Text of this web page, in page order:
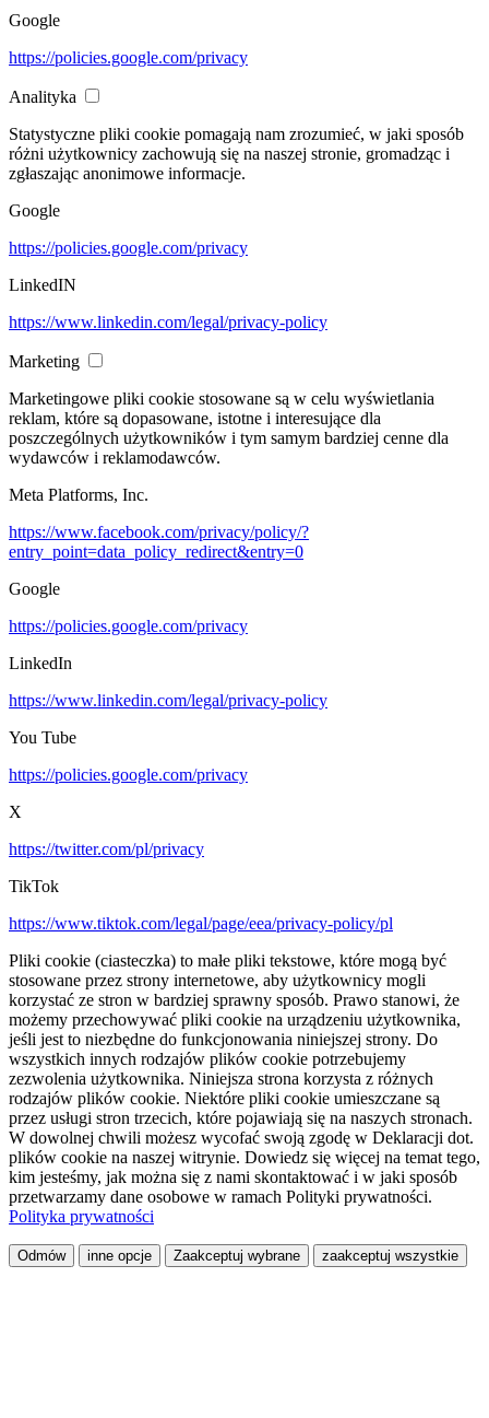
Google
https://policies.google.com/privacy
Analityka
Statystyczne pliki cookie pomagają nam zrozumieć, w jaki sposób
różni użytkownicy zachowują się na naszej stronie, gromadząc i
zgłaszając anonimowe informacje.
Google
https://policies.google.com/privacy
LinkedIN
https://www.linkedin.com/legal/privacy-policy
Marketing
Marketingowe pliki cookie stosowane są w celu wyświetlania
reklam, które są dopasowane, istotne i interesujące dla
poszczególnych użytkowników i tym samym bardziej cenne dla
wydawców i reklamodawców.
Meta Platforms, Inc.
https://www.facebook.com/privacy/policy/?
entry_point=data_policy_redirect&entry=0
Google
https://policies.google.com/privacy
LinkedIn
https://www.linkedin.com/legal/privacy-policy
You Tube
https://policies.google.com/privacy
X
https://twitter.com/pl/privacy
TikTok
https://www.tiktok.com/legal/page/eea/privacy-policy/pl
Pliki cookie (ciasteczka) to małe pliki tekstowe, które mogą być
stosowane przez strony internetowe, aby użytkownicy mogli
korzystać ze stron w bardziej sprawny sposób. Prawo stanowi, że
możemy przechowywać pliki cookie na urządzeniu użytkownika,
jeśli jest to niezbędne do funkcjonowania niniejszej strony. Do
wszystkich innych rodzajów plików cookie potrzebujemy
zezwolenia użytkownika. Niniejsza strona korzysta z różnych
rodzajów plików cookie. Niektóre pliki cookie umieszczane są
przez usługi stron trzecich, które pojawiają się na naszych stronach.
W dowolnej chwili możesz wycofać swoją zgodę w Deklaracji dot.
plików cookie na naszej witrynie. Dowiedz się więcej na temat tego,
kim jesteśmy, jak można się z nami skontaktować i w jaki sposób
przetwarzamy dane osobowe w ramach Polityki prywatności.
Polityka prywatności
Odmów inne opcje Zaakceptuj wybrane zaakceptuj wszystkie